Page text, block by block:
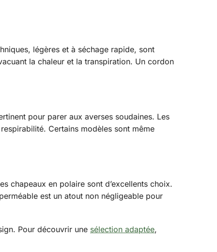
légères et à séchage rapide, sont
la chaleur et la transpiration. Un cordon
pour parer aux averses soudaines. Les
Certains modèles sont même
chapeaux en polaire sont d’excellents choix.
est un atout non négligeable pour
Pour découvrir une sélection adaptée,